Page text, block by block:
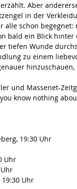
Aber
in der
alle schon
bald ein Blick
tiefen Wunde
zu einem
und Massenet-
know nothing
19:30 Uhr
Uhr
Uhr